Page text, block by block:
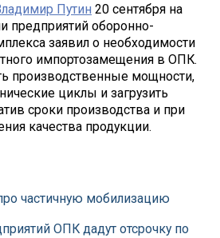
Путин 20 сентября на
предприятий оборонно-
заявил о необходимости
импортозамещения в ОПК.
производственные мощности,
циклы и загрузить
сроки производства и при
качества продукции.
частичную мобилизацию
ОПК дадут отсрочку по